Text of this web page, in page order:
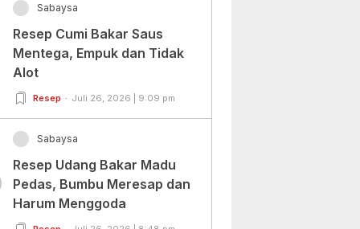
Sabaysa
Resep Cumi Bakar Saus
Mentega, Empuk dan Tidak
Alot
Resep Juli 26, 2026 | 9:09 pm
Sabaysa
Resep Udang Bakar Madu
Pedas, Bumbu Meresap dan
Harum Menggoda